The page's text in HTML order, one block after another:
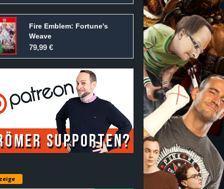
Fire Emblem: Fortune's
Weave
79,99 €